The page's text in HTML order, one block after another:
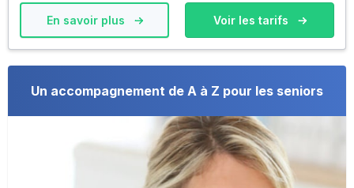
En savoir plus Voir les tarifs
Un accompagnement de A à Z pour les seniors